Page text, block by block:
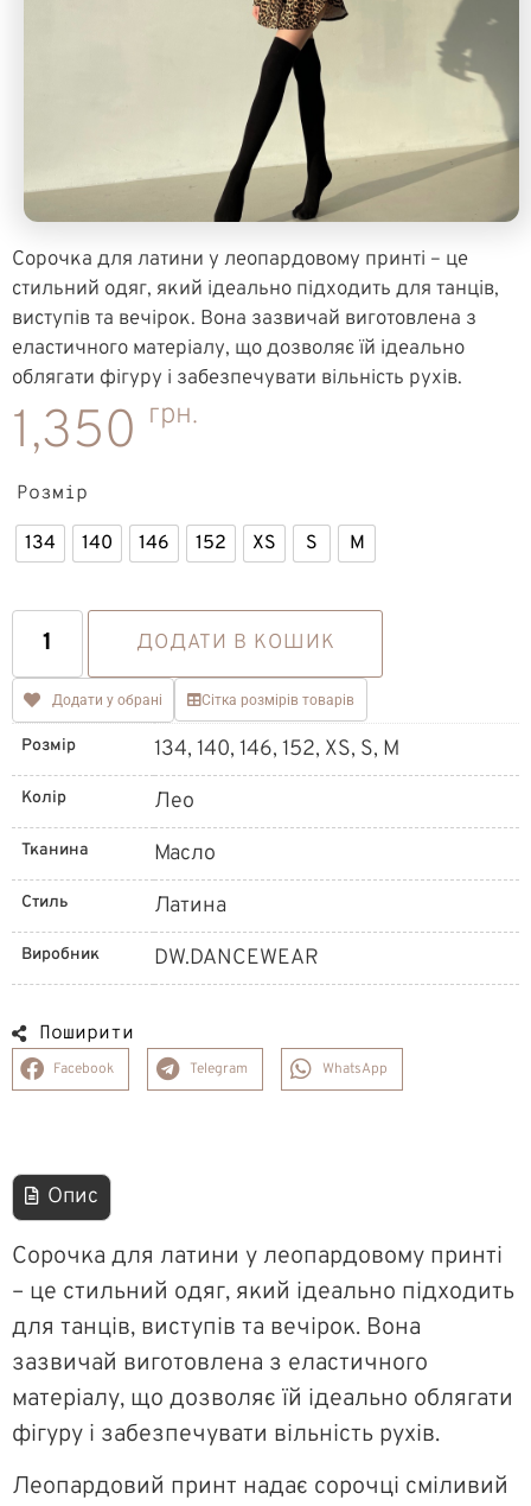
Сорочка для латини у леопардовому принті – це
стильний одяг, який ідеально підходить для танців,
виступів та вечірок. Вона зазвичай виготовлена з
еластичного матеріалу, що дозволяє їй ідеально
облягати фігуру і забезпечувати вільність рухів.
1,350 грн.
Розмір
134 140 146 152 XS S M
ДОДАТИ В КОШИК
Додати у обрані Сітка розмірів товарів
Розмір 134, 140, 146, 152, XS, S, M
Колір Лео
Тканина Масло
Стиль Латина
Виробник DW.DANCEWEAR
Поширити
Facebook Telegram WhatsApp
Опис
Сорочка для латини у леопардовому принті
– це стильний одяг, який ідеально підходить
для танців, виступів та вечірок. Вона
зазвичай виготовлена з еластичного
матеріалу, що дозволяє їй ідеально облягати
фігуру і забезпечувати вільність рухів.
Леопардовий принт надає сорочці сміливий